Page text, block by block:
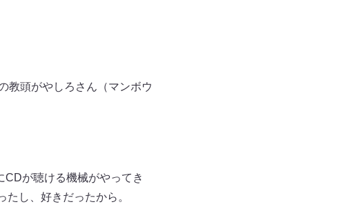
教頭がやしろさん（マンボウ
が聴ける機械がやってき
し、好きだったから。